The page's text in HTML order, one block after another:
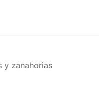
y zanahorias